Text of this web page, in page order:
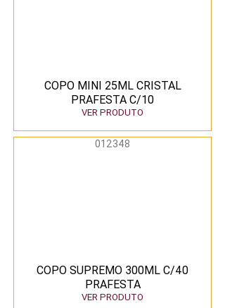
COPO MINI 25ML CRISTAL
PRAFESTA C/10
VER PRODUTO
012348
COPO SUPREMO 300ML C/40
PRAFESTA
VER PRODUTO